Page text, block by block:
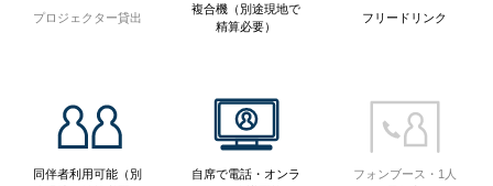
プロジェクター貸出
複合機（別途現地で
精算必要）
フリードリンク
同伴者利用可能（別
自席で電話・オンラ
フォンブース・1人